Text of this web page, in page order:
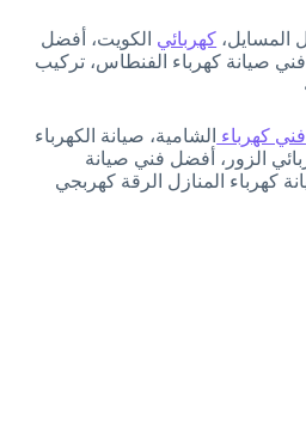
المسايل، كهربائي الكويت، أفضل
صيانة كهرباء الفنطاس، تركيب
فني كهرباء الشامية، صيانة الكهرباء
الزور، أفضل فني صيانة
كهرباء المنازل الرقة كهربجي